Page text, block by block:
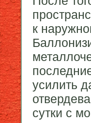
к
усилить
сутки с